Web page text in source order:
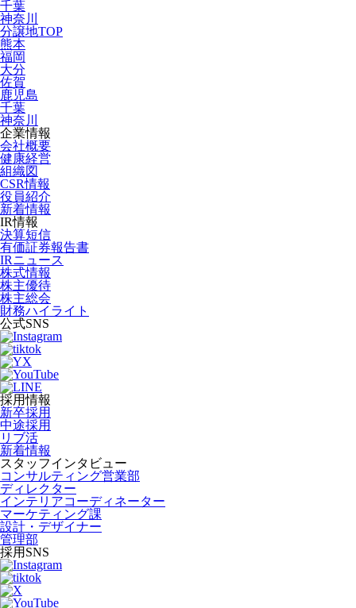
千葉
神奈川
分譲地TOP
熊本
福岡
大分
佐賀
鹿児島
千葉
神奈川
企業情報
会社概要
健康経営
組織図
CSR情報
役員紹介
新着情報
IR情報
決算短信
有価証券報告書
IRニュース
株式情報
株主優待
株主総会
財務ハイライト
公式SNS
採用情報
新卒採用
中途採用
リブ活
新着情報
スタッフインタビュー
コンサルティング営業部
ディレクター
インテリアコーディネーター
マーケティング課
設計・デザイナー
管理部
採用SNS